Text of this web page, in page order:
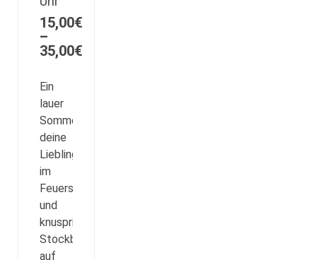
15,00€
–
35,00€
Ein
lauer
Sommerabend,
deine
Lieblingstiere
im
Feuerschein
und
knuspriges
Stockbrot
auf